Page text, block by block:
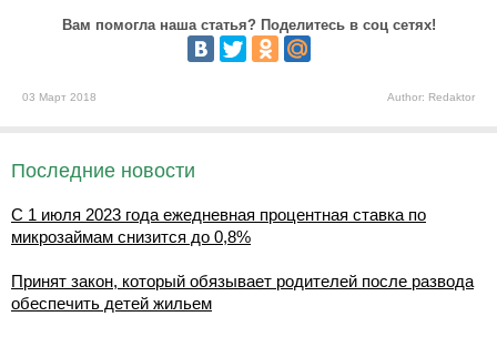
Вам помогла наша статья? Поделитесь в соц сетях!
03 Март 2018 Author: Redaktor
Последние новости
С 1 июля 2023 года ежедневная процентная ставка по
микрозаймам снизится до 0,8%
Принят закон, который обязывает родителей после развода
обеспечить детей жильем